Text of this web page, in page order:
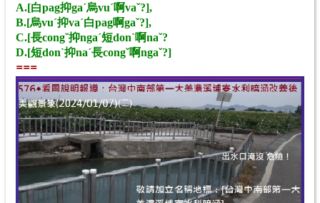
A.[白pag抑gaˊ烏vuˊ啊vaˇ?],
B.[烏vuˊ抑vaˊ白pag啊gaˇ?],
C.[長congˇ抑ngaˊ短donˋ啊naˇ?
D.[短donˋ抑naˊ長congˇ啊ngaˇ?]
===